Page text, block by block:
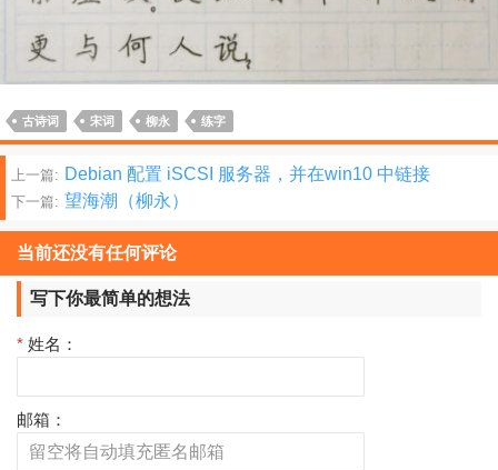
古诗词 宋词 柳永 练字
文
章
分
页
上一篇: Debian 配置 iSCSI 服务器，并在win10 中链接
下一篇: 望海潮（柳永）
当前还没有任何评论
写下你最简单的想法
* 姓名：
邮箱：